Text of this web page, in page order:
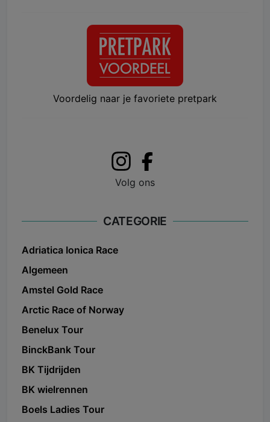
Voordelig naar je favoriete pretpark
Volg ons
CATEGORIE
Adriatica Ionica Race
Algemeen
Amstel Gold Race
Arctic Race of Norway
Benelux Tour
BinckBank Tour
BK Tijdrijden
BK wielrennen
Boels Ladies Tour